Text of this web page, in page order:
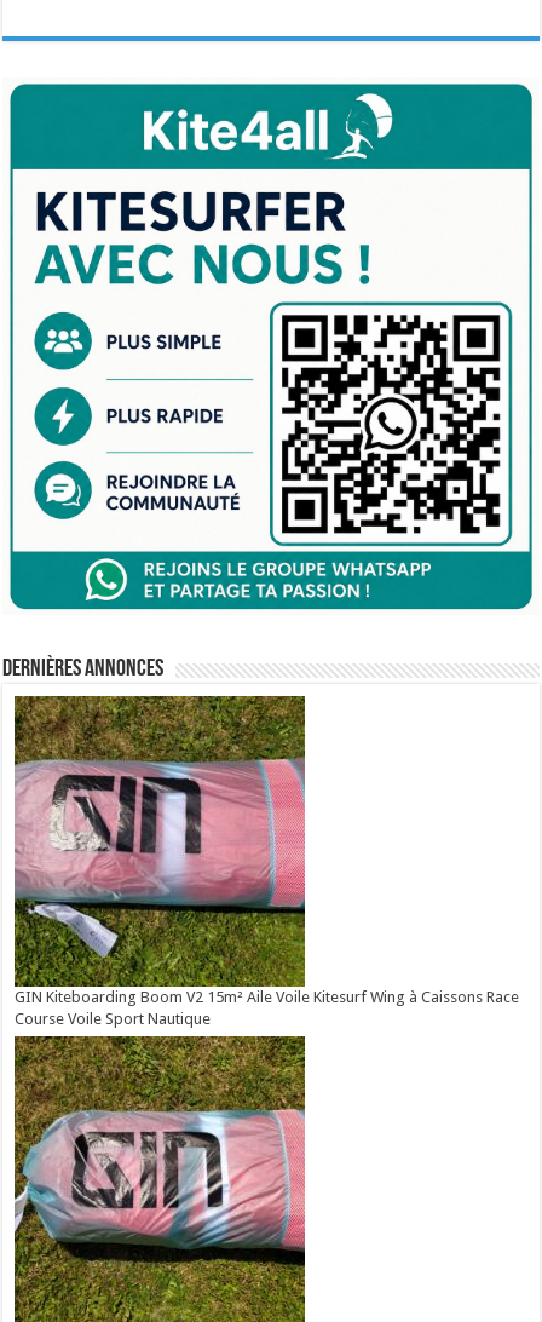
Dernières annonces
GIN Kiteboarding Boom V2 15m² Aile Voile Kitesurf Wing à Caissons Race
Course Voile Sport Nautique